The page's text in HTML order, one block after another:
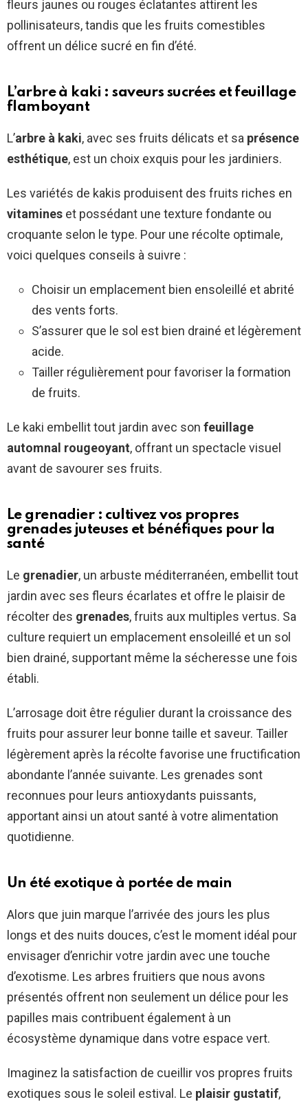
fleurs jaunes ou rouges éclatantes attirent les
pollinisateurs, tandis que les fruits comestibles
offrent un délice sucré en fin d’été.
L’arbre à kaki : saveurs sucrées et feuillage
flamboyant
L’arbre à kaki, avec ses fruits délicats et sa présence
esthétique, est un choix exquis pour les jardiniers.
Les variétés de kakis produisent des fruits riches en
vitamines et possédant une texture fondante ou
croquante selon le type. Pour une récolte optimale,
voici quelques conseils à suivre :
Choisir un emplacement bien ensoleillé et abrité
des vents forts.
S’assurer que le sol est bien drainé et légèrement
acide.
Tailler régulièrement pour favoriser la formation
de fruits.
Le kaki embellit tout jardin avec son feuillage
automnal rougeoyant, offrant un spectacle visuel
avant de savourer ses fruits.
Le grenadier : cultivez vos propres
grenades juteuses et bénéfiques pour la
santé
Le grenadier, un arbuste méditerranéen, embellit tout
jardin avec ses fleurs écarlates et offre le plaisir de
récolter des grenades, fruits aux multiples vertus. Sa
culture requiert un emplacement ensoleillé et un sol
bien drainé, supportant même la sécheresse une fois
établi.
L’arrosage doit être régulier durant la croissance des
fruits pour assurer leur bonne taille et saveur. Tailler
légèrement après la récolte favorise une fructification
abondante l’année suivante. Les grenades sont
reconnues pour leurs antioxydants puissants,
apportant ainsi un atout santé à votre alimentation
quotidienne.
Un été exotique à portée de main
Alors que juin marque l’arrivée des jours les plus
longs et des nuits douces, c’est le moment idéal pour
envisager d’enrichir votre jardin avec une touche
d’exotisme. Les arbres fruitiers que nous avons
présentés offrent non seulement un délice pour les
papilles mais contribuent également à un
écosystème dynamique dans votre espace vert.
Imaginez la satisfaction de cueillir vos propres fruits
exotiques sous le soleil estival. Le plaisir gustatif,